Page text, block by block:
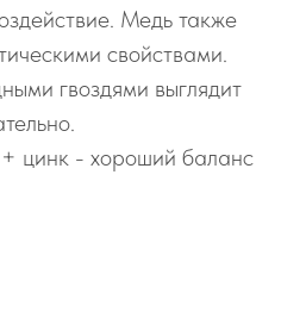
Медь также
свойствами.
гвоздями выглядит
цинк - хороший баланс